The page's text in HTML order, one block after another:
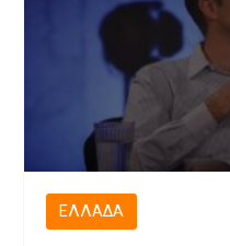
ΕΛΛΆΔΑ